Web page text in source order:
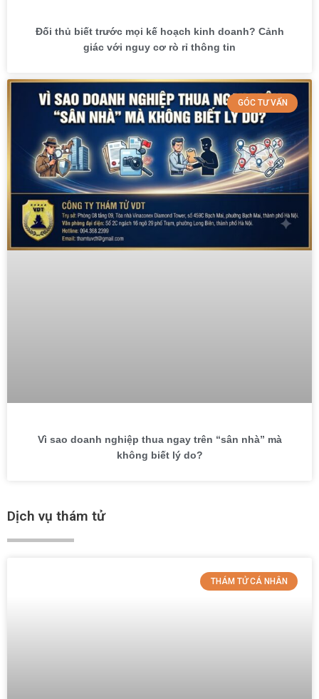
Đối thủ biết trước mọi kế hoạch kinh doanh? Cảnh
giác với nguy cơ rò rỉ thông tin
GÓC TƯ VẤN
Vì sao doanh nghiệp thua ngay trên “sân nhà” mà
không biết lý do?
Dịch vụ thám tử
THÁM TỬ CÁ NHÂN